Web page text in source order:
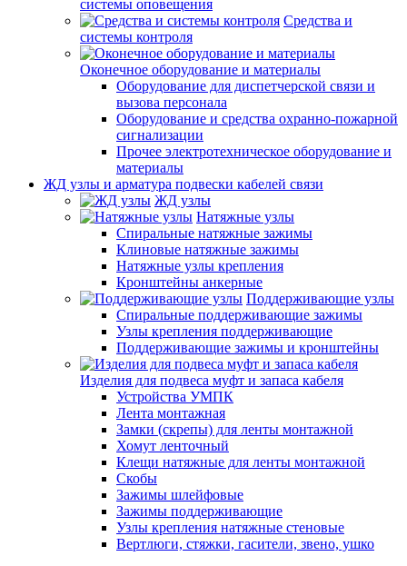
системы оповещения
Средства и
системы контроля
Оконечное оборудование и материалы
Оборудование для диспетчерской связи и
вызова персонала
Оборудование и средства охранно-пожарной
сигнализации
Прочее электротехническое оборудование и
материалы
ЖД узлы и арматура подвески кабелей связи
ЖД узлы
Натяжные узлы
Спиральные натяжные зажимы
Клиновые натяжные зажимы
Натяжные узлы крепления
Кронштейны анкерные
Поддерживающие узлы
Спиральные поддерживающие зажимы
Узлы крепления поддерживающие
Поддерживающие зажимы и кронштейны
Изделия для подвеса муфт и запаса кабеля
Устройства УМПК
Лента монтажная
Замки (скрепы) для ленты монтажной
Хомут ленточный
Клещи натяжные для ленты монтажной
Скобы
Зажимы шлейфовые
Зажимы поддерживающие
Узлы крепления натяжные стеновые
Вертлюги, стяжки, гасители, звено, ушко